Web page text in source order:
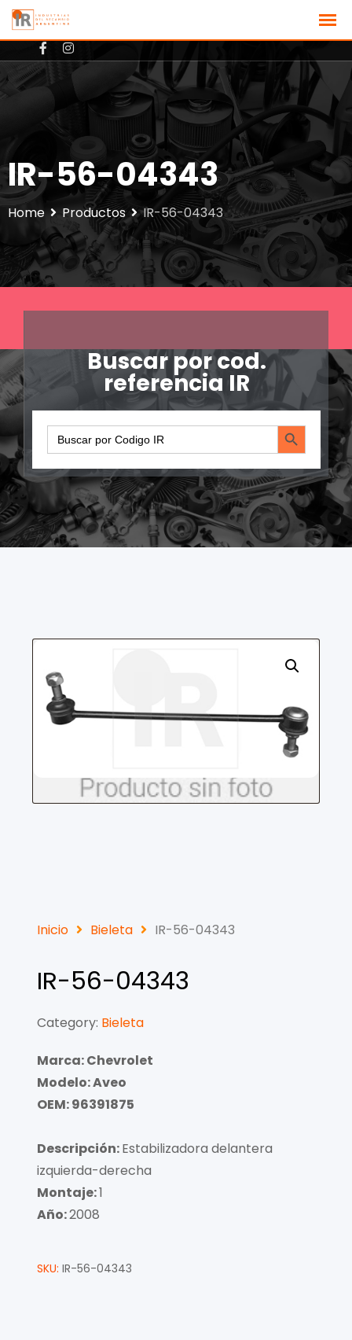
IR-56-04343
Home Productos IR-56-04343
Buscar por cod.
referencia IR
Search
for:
Search Button
Inicio Bieleta IR-56-04343
IR-56-04343
Category: Bieleta
Marca: Chevrolet
Modelo: Aveo
OEM: 96391875
Descripción:Estabilizadora delantera
izquierda-derecha
Montaje:1
Año:2008
SKU: IR-56-04343